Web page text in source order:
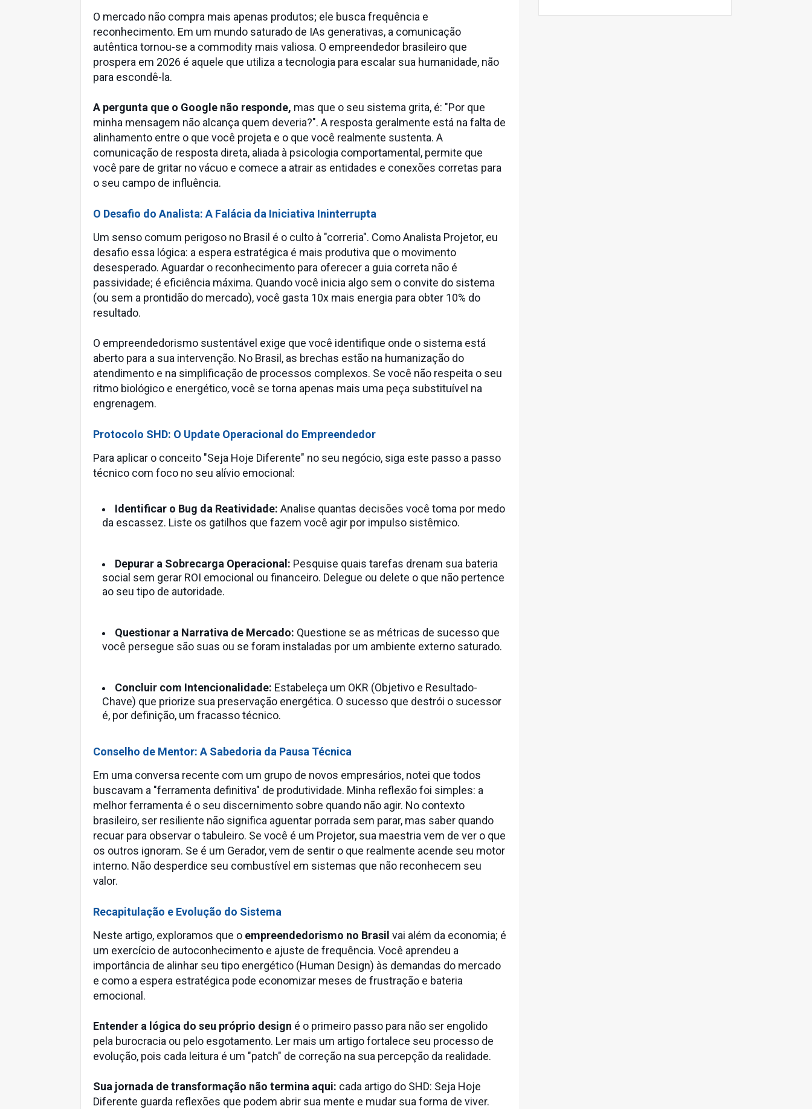
O mercado não compra mais apenas produtos; ele busca frequência e
reconhecimento. Em um mundo saturado de IAs generativas, a comunicação
autêntica tornou-se a commodity mais valiosa. O empreendedor brasileiro que
prospera em 2026 é aquele que utiliza a tecnologia para escalar sua humanidade, não
para escondê-la.
A pergunta que o Google não responde, mas que o seu sistema grita, é: "Por que
minha mensagem não alcança quem deveria?". A resposta geralmente está na falta de
alinhamento entre o que você projeta e o que você realmente sustenta. A
comunicação de resposta direta, aliada à psicologia comportamental, permite que
você pare de gritar no vácuo e comece a atrair as entidades e conexões corretas para
o seu campo de influência.
O Desafio do Analista: A Falácia da Iniciativa Ininterrupta
Um senso comum perigoso no Brasil é o culto à "correria". Como Analista Projetor, eu
desafio essa lógica: a espera estratégica é mais produtiva que o movimento
desesperado. Aguardar o reconhecimento para oferecer a guia correta não é
passividade; é eficiência máxima. Quando você inicia algo sem o convite do sistema
(ou sem a prontidão do mercado), você gasta 10x mais energia para obter 10% do
resultado.
O empreendedorismo sustentável exige que você identifique onde o sistema está
aberto para a sua intervenção. No Brasil, as brechas estão na humanização do
atendimento e na simplificação de processos complexos. Se você não respeita o seu
ritmo biológico e energético, você se torna apenas mais uma peça substituível na
engrenagem.
Protocolo SHD: O Update Operacional do Empreendedor
Para aplicar o conceito "Seja Hoje Diferente" no seu negócio, siga este passo a passo
técnico com foco no seu alívio emocional:
Identificar o Bug da Reatividade: Analise quantas decisões você toma por medo
da escassez. Liste os gatilhos que fazem você agir por impulso sistêmico.
Depurar a Sobrecarga Operacional: Pesquise quais tarefas drenam sua bateria
social sem gerar ROI emocional ou financeiro. Delegue ou delete o que não pertence
ao seu tipo de autoridade.
Questionar a Narrativa de Mercado: Questione se as métricas de sucesso que
você persegue são suas ou se foram instaladas por um ambiente externo saturado.
Concluir com Intencionalidade: Estabeleça um OKR (Objetivo e Resultado-
Chave) que priorize sua preservação energética. O sucesso que destrói o sucessor
é, por definição, um fracasso técnico.
Conselho de Mentor: A Sabedoria da Pausa Técnica
Em uma conversa recente com um grupo de novos empresários, notei que todos
buscavam a "ferramenta definitiva" de produtividade. Minha reflexão foi simples: a
melhor ferramenta é o seu discernimento sobre quando não agir. No contexto
brasileiro, ser resiliente não significa aguentar porrada sem parar, mas saber quando
recuar para observar o tabuleiro. Se você é um Projetor, sua maestria vem de ver o que
os outros ignoram. Se é um Gerador, vem de sentir o que realmente acende seu motor
interno. Não desperdice seu combustível em sistemas que não reconhecem seu
valor.
Recapitulação e Evolução do Sistema
Neste artigo, exploramos que o empreendedorismo no Brasil vai além da economia; é
um exercício de autoconhecimento e ajuste de frequência. Você aprendeu a
importância de alinhar seu tipo energético (Human Design) às demandas do mercado
e como a espera estratégica pode economizar meses de frustração e bateria
emocional.
Entender a lógica do seu próprio design é o primeiro passo para não ser engolido
pela burocracia ou pelo esgotamento. Ler mais um artigo fortalece seu processo de
evolução, pois cada leitura é um "patch" de correção na sua percepção da realidade.
Sua jornada de transformação não termina aqui: cada artigo do SHD: Seja Hoje
Diferente guarda reflexões que podem abrir sua mente e mudar sua forma de viver.